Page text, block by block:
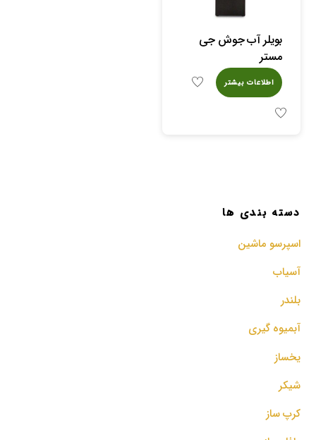
بویلر آب جوش جی
مستر
اطلاعات بیشتر
دسته بندی ها
اسپرسو‌ ماشین
آسیاب
بلندر
آبمیوه گیری
یخساز
شیکر
کرپ ساز